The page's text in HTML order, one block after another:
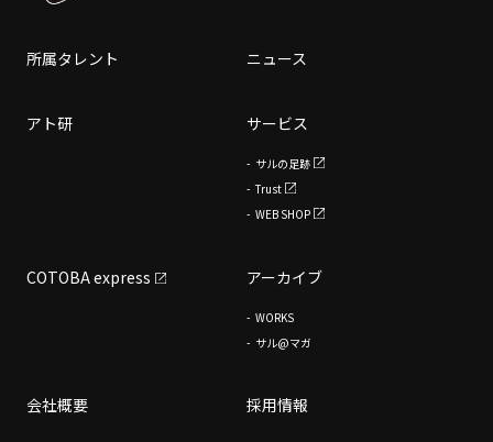
所属タレント ニュース
アト研 サービス
サルの足跡
Trust
WEB SHOP
COTOBA express アーカイブ
WORKS
サル@マガ
会社概要 採用情報